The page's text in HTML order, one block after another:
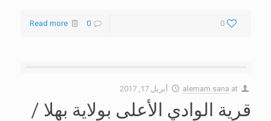
0
0
Read more
alemam sana at أبريل 17, 2017
قرية الوادي الأعلى بولاية بهلا /